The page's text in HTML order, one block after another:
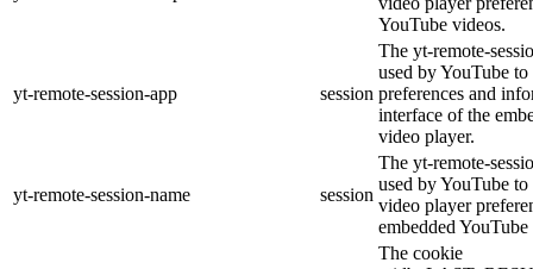
YouTube videos.
yt-remote-session-app session
The yt-remote-
used by YouTube to
preferences and
interface of the
video player.
yt-remote-session-name session
The yt-remote-
used by YouTube to
video player
embedded
The cookie